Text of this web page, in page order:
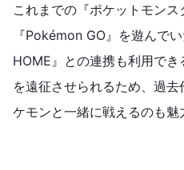
これまでの『ポケットモン
『Pokémon GO』を遊んで
HOME』との連携も利用で
を遠征させられるため、過
ケモンと一緒に戦えるのも魅